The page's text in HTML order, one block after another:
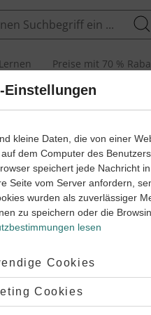
Preise mit 70 %
zitieren – all das sind
einfacher. Auf
nutzen kannst, um im
arbeiten.
einen Überblick darüber
es gibt, lies dir die
–Französisch
Einstellungen
kleine Daten, die von einer
dem Computer des
speichert jede Nachricht
Seite vom Server anfordern,
wurden als zuverlässiger
zu speichern oder die
lesen
Cookies
Cookies